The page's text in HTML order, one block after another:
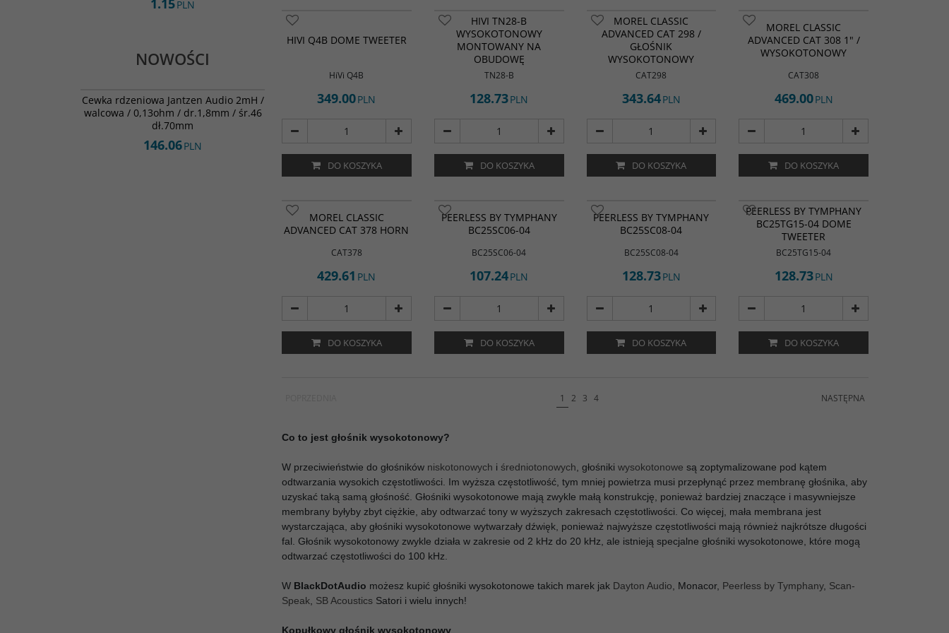
HIVI Q4B DOME TWEETER
HiVi Q4B
349.00PLN
DO KOSZYKA
Głośnik wysokotonowy HiVi
TN28-B montowany na
obudowę.
Typ głośnika Wysokotonowy
Materiał membrany:
Jedwab/Tkanina
Efektywność (dB): 90 dB
HIVI TN28-B
WYSOKOTONOWY
MONTOWANY NA
OBUDOWĘ
TN28-B
128.73PLN
DO KOSZYKA
MOREL CLASSIC
ADVANCED CAT 298 /
GŁOŚNIK
WYSOKOTONOWY
CAT298
343.64PLN
DO KOSZYKA
MOREL CLASSIC
ADVANCED CAT 308 1" /
WYSOKOTONOWY
CAT308
469.00PLN
DO KOSZYKA
MOREL CLASSIC
ADVANCED CAT 378 HORN
CAT378
429.61 PLN
DO KOSZYKA
PEERLESS BY TYMPHANY
BC25SC06-04
BC25SC06-04
107.24PLN
DO KOSZYKA
PEERLESS BY TYMPHANY
BC25SC08-04
BC25SC08-04
128.73PLN
DO KOSZYKA
PEERLESS BY TYMPHANY
BC25TG15-04 DOME
TWEETER
BC25TG15-04
128.73PLN
DO KOSZYKA
1 2 3 4 NASTĘPNA
Co to jest głośnik wysokotonowy?
W przeciwieństwie do głośników niskotonowych i średniotonowych , głośniki wysokotonowe są zoptymalizowane pod kątem
odtwarzania wysokich częstotliwości. Im wyższa częstotliwość, tym mniej powietrza musi przepłynąć przez membranę głośnika, aby
uzyskać taką samą głośność. Głośniki wysokotonowe mają zwykle małą konstrukcję, ponieważ bardziej znaczące i masywniejsze
membrany byłyby zbyt ciężkie, aby odtwarzać tony w wyższych zakresach częstotliwości. Co więcej, mała membrana jest
wystarczająca, aby głośniki wysokotonowe wytwarzały dźwięk, ponieważ najwyższe częstotliwości mają również najkrótsze długości
fal. Głośnik wysokotonowy zwykle działa w zakresie od 2 kHz do 20 kHz, ale istnieją specjalne głośniki wysokotonowe, które mogą
odtwarzać częstotliwości do 100 kHz.
W BlackDotAudio możesz kupić głośniki wysokotonowe takich marek jak Dayton Audio , Monacor, Peerless by Tymphany, Scan-
Speak SB Acoustics Satori i wielu innych!
Kopułkowy głośnik wysokotonowy
1.15PLN
NOWOŚCI
NOWOŚĆ
Cewka rdzeniowa Jantzen Audio 2mH /
walcowa / 0,13ohm / dr.1,8mm / śr.46
dł.70mm
146.06PLN